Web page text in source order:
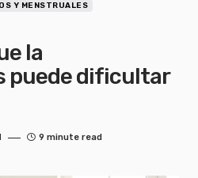
Y MENSTRUALES
la
puede dificultar
9 minute read